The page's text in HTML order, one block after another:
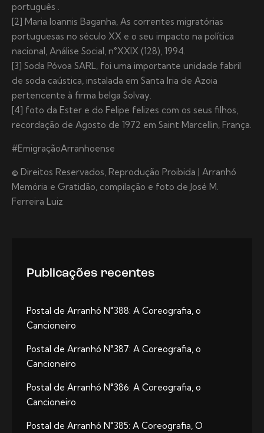
português .
[2] Maria Ioannis Baganha, As correntes migratórias
portuguesas no século XX e o seu impacto na política
nacional, Análise Social, n°XXIX (128), 1994.
[3] Soda Póvoa SARL, foi uma importante unidade fabril
de soda caústica, instalada em Santa Iria de Azoia
pertencente à firma belga Solvay.
[4] foto da Ester e do Felipe felizes com os seus filhos,
recordação de Agosto de 1972 em Saint Marcellin, França.
#EmigraçãoArranhoense
© Direitos Reservados, Reprodução Proibida | Arranhó
Memória e Gratidão, compilação e foto de José M.
Ferreira Luiz
Publicações recentes
Postal de Arranhó N°388: A Coreografia, o
Cancioneiro
Postal de Arranhó N°387: A Coreografia, o
Cancioneiro
Postal de Arranhó N°386: A Coreografia, o
Cancioneiro
Postal de Arranhó N°385: A Coreografia, O